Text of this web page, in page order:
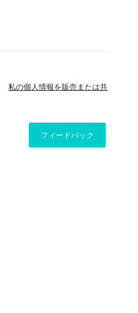
私の個人情報を販売または共
フィードバック